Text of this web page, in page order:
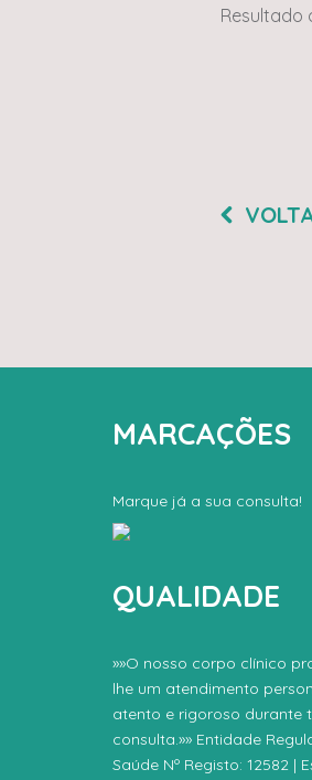
Resultado
MARCAÇÕES
Marque já a sua consulta!
QUALIDADE
»»O nosso corpo clínico
lhe um atendimento
atento e rigoroso durante
consulta.»» Entidade
Saúde Nº Registo: 12582 |